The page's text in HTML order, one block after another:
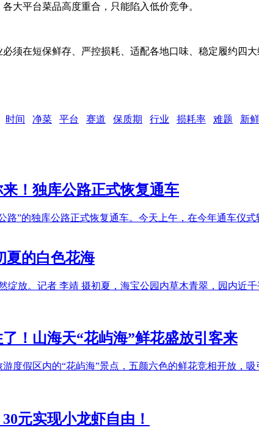
大平台菜品高度重合，只能陷入低价竞争。
须在短保鲜存、严控损耗、适配各地口味、稳定履约四
时间 净菜 平台 赛道 保质期 行业 损耗率 难题 新鲜
！独库公路正式恢复通车
路”的独库公路正式恢复通车。今天上午，在今年通车
夏的白色花海
绽放。记者 李靖 摄初夏，海宝公园内草木青翠，园内近
！山海天“花屿海”鲜花盛放引客来
度假区内的“花屿海”景点，五颜六色的鲜花竞相开放，
元实现小龙虾自由！